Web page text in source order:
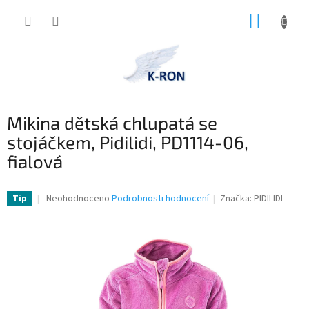
Mikina dětská chlupatá se
stojáčkem, Pidilidi, PD1114-06,
fialová
Tip
Průměrné
Neohodnoceno Podrobnosti hodnocení Značka:PIDILIDI